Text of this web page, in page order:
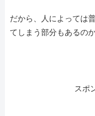
だから、人によっては
てしまう部分もあるの
スポ